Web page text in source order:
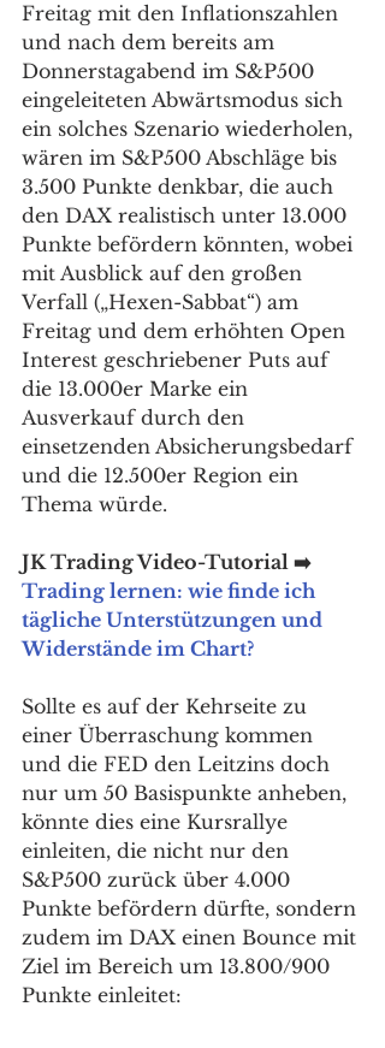
Freitag mit den Inflationszahlen
und nach dem bereits am
Donnerstagabend im S&P500
eingeleiteten Abwärtsmodus sich
ein solches Szenario wiederholen,
wären im S&P500 Abschläge bis
3.500 Punkte denkbar, die auch
den DAX realistisch unter 13.000
Punkte befördern könnten, wobei
mit Ausblick auf den großen
Verfall („Hexen-Sabbat“) am
Freitag und dem erhöhten Open
Interest geschriebener Puts auf
die 13.000er Marke ein
Ausverkauf durch den
einsetzenden Absicherungsbedarf
und die 12.500er Region ein
Thema würde.
JK Trading Video-Tutorial ➡️
Trading lernen: wie finde ich
tägliche Unterstützungen und
Widerstände im Chart?
Sollte es auf der Kehrseite zu
einer Überraschung kommen
und die FED den Leitzins doch
nur um 50 Basispunkte anheben,
könnte dies eine Kursrallye
einleiten, die nicht nur den
S&P500 zurück über 4.000
Punkte befördern dürfte, sondern
zudem im DAX einen Bounce mit
Ziel im Bereich um 13.800/900
Punkte einleitet: